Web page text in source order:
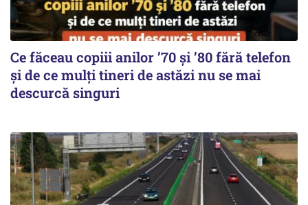
Ce făceau copiii anilor ’70 și ’80 fără telefon
și de ce mulți tineri de astăzi nu se mai
descurcă singuri